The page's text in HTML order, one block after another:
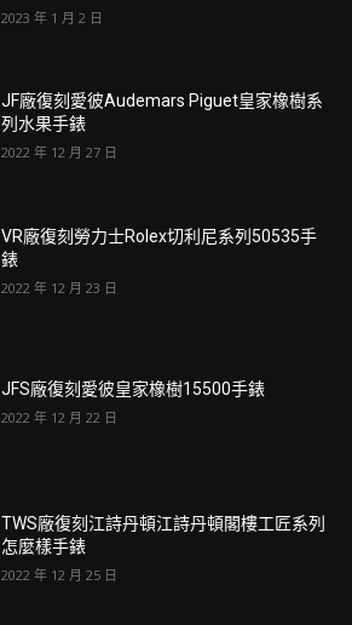
2023 年 1 月 2 日
JF廠復刻愛彼Audemars Piguet皇家橡樹系
列水果手錶
2022 年 12 月 27 日
VR廠復刻勞力士Rolex切利尼系列50535手
錶
2022 年 12 月 23 日
JFS廠復刻愛彼皇家橡樹15500手錶
2022 年 12 月 22 日
TWS廠復刻江詩丹頓江詩丹頓閣樓工匠系列
怎麼樣手錶
2022 年 12 月 25 日